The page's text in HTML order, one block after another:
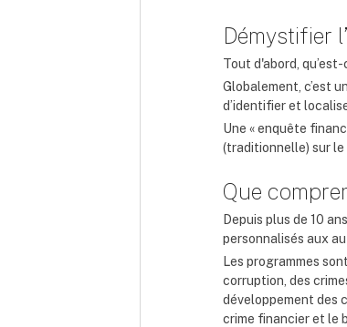
Démystifier
Tout d'abord,
Globalement, c’est
d’identifier et
Une « enquête
(traditionnelle) sur
Que
Depuis plus de 10
personnalisés aux
Les programmes
corruption, des
développement des
crime financier et le